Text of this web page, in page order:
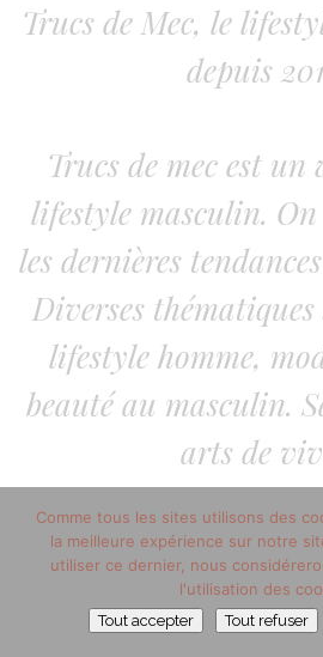
Trucs de Mec, le
depuis
Trucs de mec est
lifestyle masculin. On
les dernières
Diverses
lifestyle homme,
beauté au masculin.
arts de
Comme tous les sites utilisons des
la meilleure expérience sur notre
utiliser ce dernier, nous
l'utilisation des
Tout accepter Tout refuser